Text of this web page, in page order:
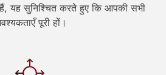
हैं, यह सुनिश्चित करते हुए कि आपकी सभी
पूरी हों।